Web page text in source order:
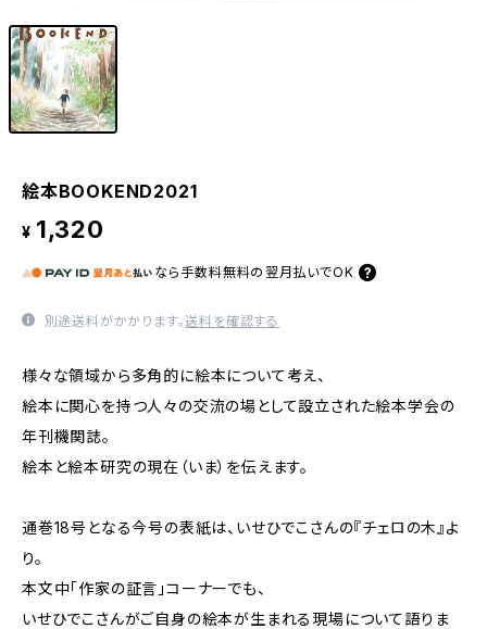
絵本BOOKEND2021
¥ 1,320
なら 手数料無料の 翌月払いでOK
別途送料がかかります。送料を確認する
様々な領域から多角的に絵本について考え、
絵本に関心を持つ人々の交流の場として設立された絵本学会の
年刊機関誌。
絵本と絵本研究の現在（いま）を伝えます。
通巻18号となる今号の表紙は、いせひでこさんの『チェロの木』よ
り。
本文中「作家の証言」コーナーでも、
いせひでこさんがご自身の絵本が生まれる現場について語りま